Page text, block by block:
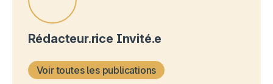
Rédacteur.rice Invité.e
Voir toutes les publications